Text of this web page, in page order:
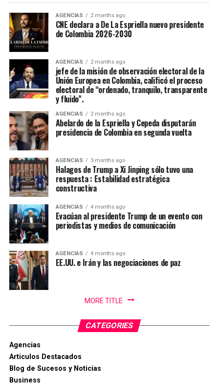
Casanare fue elejida en la noche de coronación y
clausura del 52 Festival Del Folclor Colombiano.
Jania Raquel Osorio Mejia, representante del
departamento de Cordoba, fue coronada como la nueva
embajadora Nacional del Folclor Colombiano
Con un balance muy positivo para la economía regional,
la alta afluencia de turistas, la gran ocupación hotelera y
Enfoque Periodistico y “Florida News” , da sus
agradecimientos a la Gobernación Del tolima, La
Alcaldía de Ibagué, a Cristian Torres jefe de prensa y
comunicaciónes de la alcaldia, Mauricio Hernandez Cala
secretario de cultura de Ibague y a todo ese gran grupo
de trabajo en las diferentes áreas que con su
profesionalismo, dedicación y arduo trabajo mantienen
en alto el orgullo Ibaguereño.
AGENCIAS 2 months ago
CNE declara a De La Espriella nuevo presidente
de Colombia 2026-2030
AGENCIAS 2 months ago
jefe de la misión de observación electoral de la
Unión Europea en Colombia, calificó el proceso
electoral de “ordenado, tranquilo, transparente
y fluido”.
AGENCIAS 2 months ago
Abelardo de la Espriella y Cepeda disputarán
presidencia de Colombia en segunda vuelta
AGENCIAS 3 months ago
Halagos de Trump a Xi Jinping sólo tuvo una
respuesta : Estabilidad estratégica
constructiva
AGENCIAS 4 months ago
Evacúan al presidente Trump de un evento con
periodistas y medios de comunicación
AGENCIAS 4 months ago
EE.UU. e Irán y las negociaciones de paz
MORE TITLE
CATEGORIES
Agencias
Articulos Destacados
Blog de Sucesos y Noticias
Business